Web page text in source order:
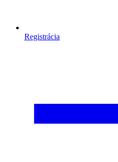
Registrácia